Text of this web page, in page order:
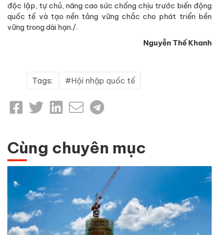
độc lập, tự chủ, nâng cao sức chống chịu trước biến động
quốc tế và tạo nền tảng vững chắc cho phát triển bền
vững trong dài hạn./.
Nguyễn Thế Khanh
Tags: Hội nhập quốc tế
Cùng chuyên mục